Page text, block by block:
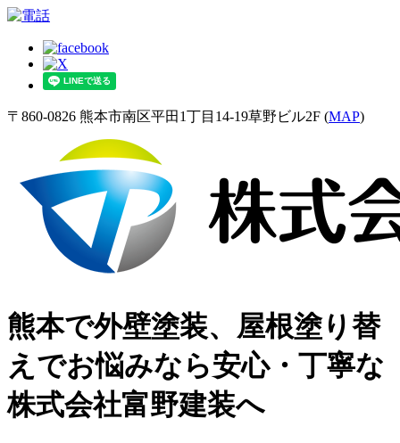
〒860-0826 熊本市南区平田1丁目14-19草野ビル2F (MAP)
熊本で外壁塗装、屋根塗り替
えでお悩みなら安心・丁寧な
株式会社富野建装へ